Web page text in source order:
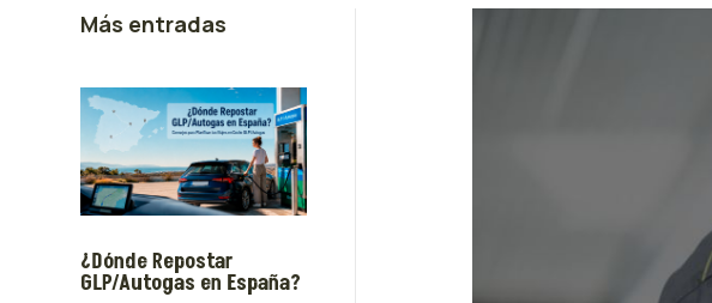
Más entradas
¿Dónde Repostar
GLP/Autogas en España?